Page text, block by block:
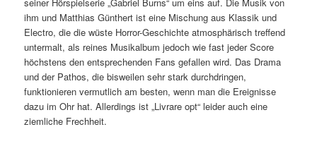
ihm und Matthias Günthert ist eine Mischung aus Klassik und
Electro, die die wüste Horror-Geschichte atmosphärisch treffend
untermalt, als reines Musikalbum jedoch wie fast jeder Score
höchstens den entsprechenden Fans gefallen wird. Das Drama
und der Pathos, die bisweilen sehr stark durchdringen,
funktionieren vermutlich am besten, wenn man die Ereignisse
dazu im Ohr hat. Allerdings ist „Livrare opt“ leider auch eine
ziemliche Frechheit.